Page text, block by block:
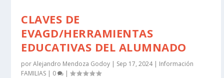
CLAVES DE
EVAGD/HERRAMIENTAS
EDUCATIVAS DEL ALUMNADO
porAlejandro Mendoza Godoy | Sep 17, 2024| Información
FAMILIAS | 0 |